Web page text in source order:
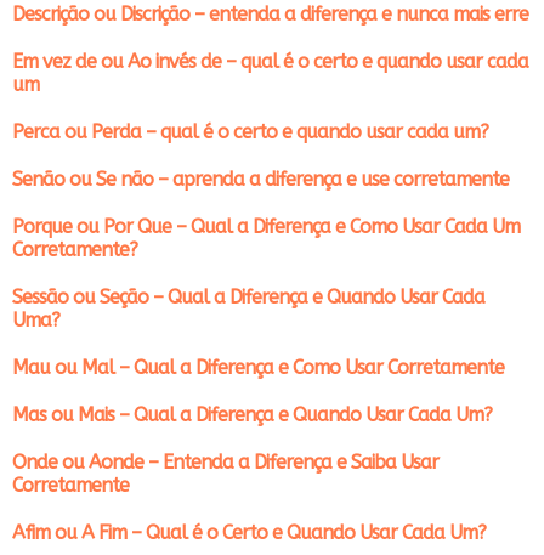
Descrição ou Discrição – entenda a diferença e nunca mais erre
Em vez de ou Ao invés de – qual é o certo e quando usar cada
um
Perca ou Perda – qual é o certo e quando usar cada um?
Senão ou Se não – aprenda a diferença e use corretamente
Porque ou Por Que – Qual a Diferença e Como Usar Cada Um
Corretamente?
Sessão ou Seção – Qual a Diferença e Quando Usar Cada
Uma?
Mau ou Mal – Qual a Diferença e Como Usar Corretamente
Mas ou Mais – Qual a Diferença e Quando Usar Cada Um?
Onde ou Aonde – Entenda a Diferença e Saiba Usar
Corretamente
Afim ou A Fim – Qual é o Certo e Quando Usar Cada Um?